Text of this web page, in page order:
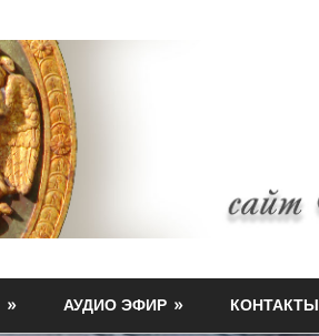
АУДИО ЭФИР КОНТАКТЫ